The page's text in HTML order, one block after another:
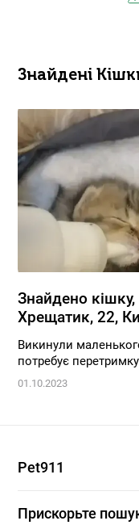
Знайдені
Знайдено
Хрещатик, 22,
Викинули
потребує
01.10.2023
Pet911
Прискорьте